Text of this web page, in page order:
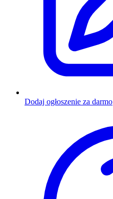
Dodaj ogłoszenie za darmo